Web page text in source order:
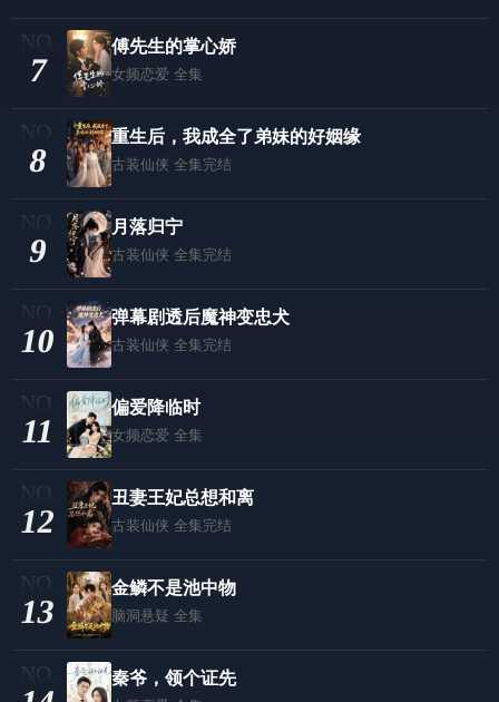
7
傅先生的掌心娇
女频恋爱 全集
8
重生后，我成全了弟妹的好姻缘
古装仙侠 全集完结
9
月落归宁
古装仙侠 全集完结
10
弹幕剧透后魔神变忠犬
古装仙侠 全集完结
11
偏爱降临时
女频恋爱 全集
12
丑妻王妃总想和离
古装仙侠 全集完结
13
金鳞不是池中物
脑洞悬疑 全集
秦爷，领个证先